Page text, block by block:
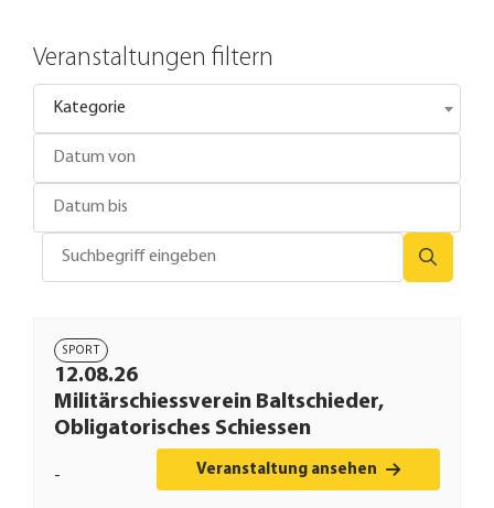
Veranstaltungen filtern
Kategorie
12.08.26
SPORT
Militärschiessverein Baltschieder,
Obligatorisches Schiessen
- Veranstaltung ansehen